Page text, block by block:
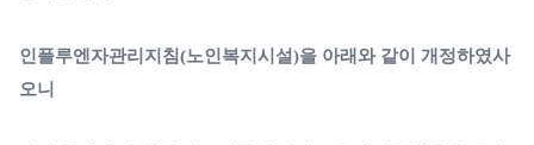
인플루엔자관리지침(노인복지시설)을 아래와 같이 개정하였사
오니